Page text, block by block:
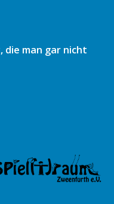
die man gar nicht